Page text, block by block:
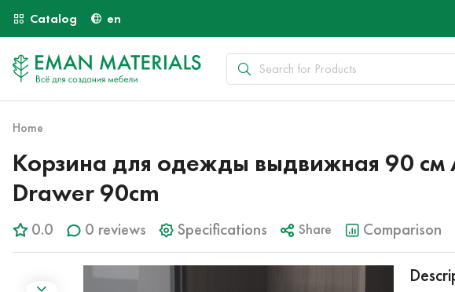
Catalog en
Home
Корзина для одежды выдвижная 90
Drawer 90cm
0.0 0 reviews Specifications Share Comparison